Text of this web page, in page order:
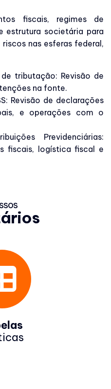
fiscais, regimes de
estrutura societária para
nas esferas federal,
tributação: Revisão de
na fonte.
Revisão de declarações
e operações com o
Previdenciárias:
fiscais, logística fiscal e